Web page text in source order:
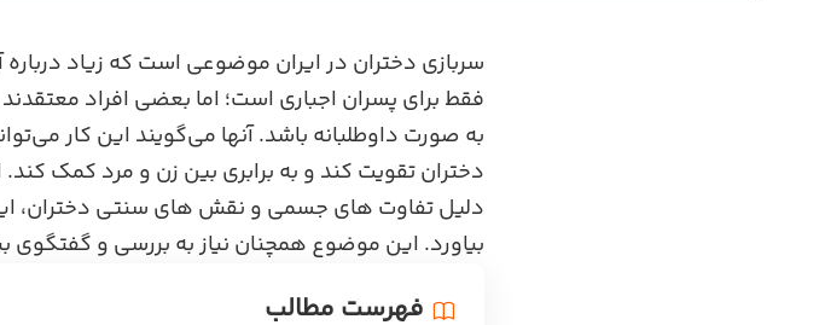
سربازی دختران در ایران موضوعی است که زیاد
فقط برای پسران اجباری است؛ اما بعضی‌ افراد
به‌ صورت داوطلبانه باشد. آنها می‌گویند این کار
دختران تقویت کند و به برابری بین زن و مرد کمک
دلیل تفاوت ‌های جسمی و نقش ‌های سنتی دختران،
بیاورد. این موضوع همچنان نیاز به بررسی و گفتگوی
فهرست مطالب